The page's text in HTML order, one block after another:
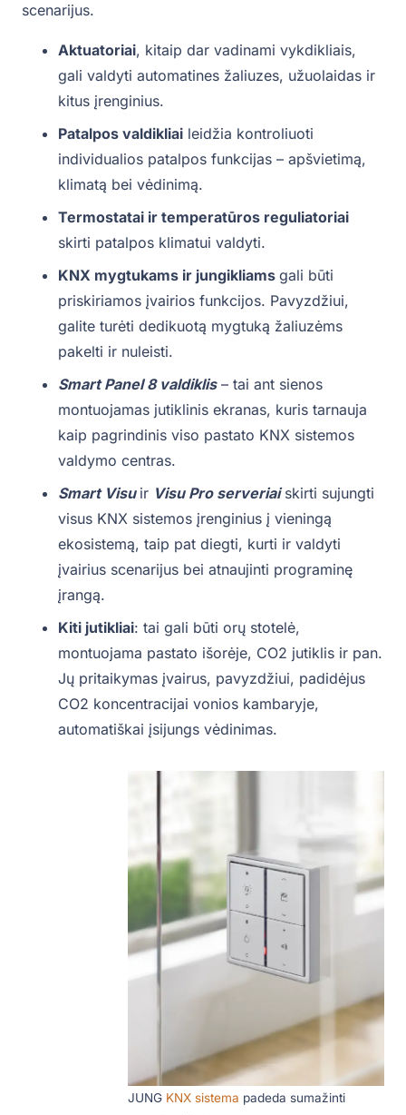
scenarijus.
Aktuatoriai, kitaip dar vadinami vykdikliais,
gali valdyti automatines žaliuzes, užuolaidas ir
kitus įrenginius.
Patalpos valdikliai leidžia kontroliuoti
individualios patalpos funkcijas – apšvietimą,
klimatą bei vėdinimą.
Termostatai ir temperatūros reguliatoriai
skirti patalpos klimatui valdyti.
KNX mygtukams ir jungikliams gali būti
priskiriamos įvairios funkcijos. Pavyzdžiui,
galite turėti dedikuotą mygtuką žaliuzėms
pakelti ir nuleisti.
Smart Panel 8 valdiklis– tai ant sienos
montuojamas jutiklinis ekranas, kuris tarnauja
kaip pagrindinis viso pastato KNX sistemos
valdymo centras.
Smart Visu ir Visu Pro serveriaiskirti sujungti
visus KNX sistemos įrenginius į vieningą
ekosistemą, taip pat diegti, kurti ir valdyti
įvairius scenarijus bei atnaujinti programinę
įrangą.
Kiti jutikliai: tai gali būti orų stotelė,
montuojama pastato išorėje, CO2 jutiklis ir pan.
Jų pritaikymas įvairus, pavyzdžiui, padidėjus
CO2 koncentracijai vonios kambaryje,
automatiškai įsijungs vėdinimas.
JUNG KNX sistema padeda sumažinti